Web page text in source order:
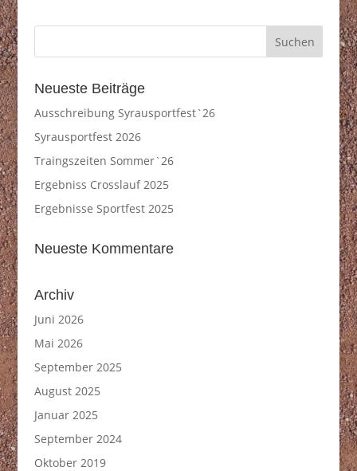
Neueste Beiträge
Ausschreibung Syrausportfest`26
Syrausportfest 2026
Traingszeiten Sommer`26
Ergebniss Crosslauf 2025
Ergebnisse Sportfest 2025
Neueste Kommentare
Archiv
Juni 2026
Mai 2026
September 2025
August 2025
Januar 2025
September 2024
Oktober 2019